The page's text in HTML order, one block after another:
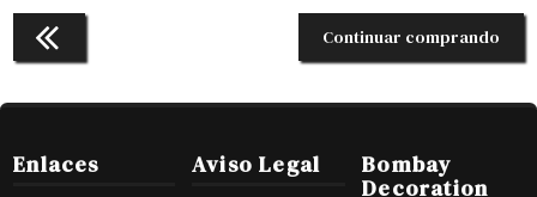
Continuar comprando
Enlaces Aviso Legal
Bombay
Decoration